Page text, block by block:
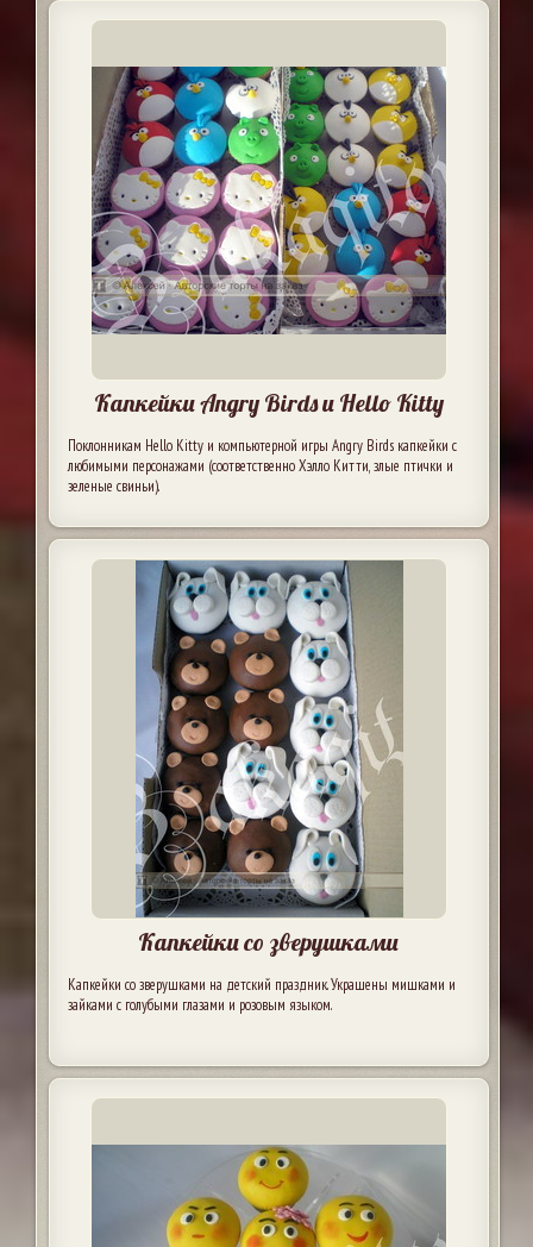
Капкейки Angry Birds и Hello Kitty
Поклонникам Hello Kitty и компьютерной игры Angry Birds капкейки с
любимыми персонажами (соответственно Хэлло Китти, злые птички и
зеленые свиньи).
Капкейки со зверушками
Капкейки со зверушками на детский праздник. Украшены мишками и
зайками с голубыми глазами и розовым языком.